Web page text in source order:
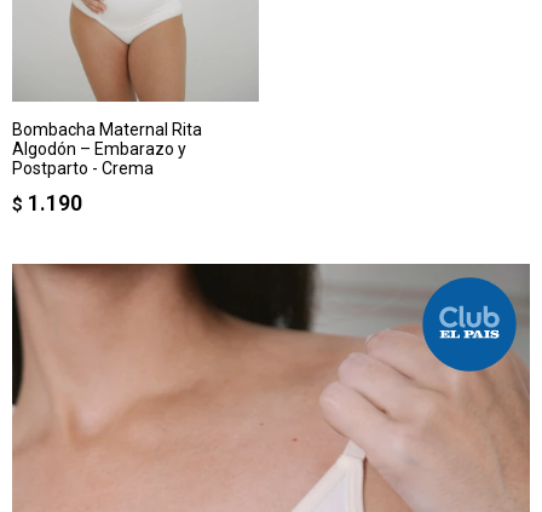
Bombacha Maternal Rita
Algodón – Embarazo y
Postparto - Crema
$ 1.190